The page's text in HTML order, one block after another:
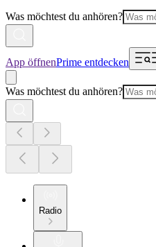
Was möchtest du anhören?
App öffnenPrime entdecken
Was möchtest du anhören?
Radio